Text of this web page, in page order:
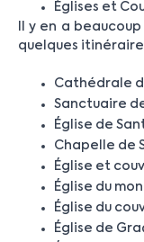
Églises et
Il y en a
quelques
Cathédrale
Sanctuaire
Église de
Chapelle de
Église et
Église du
Église du
Église de